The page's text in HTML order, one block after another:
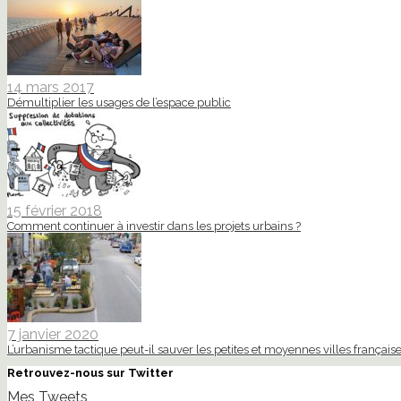
14 mars 2017
Démultiplier les usages de l’espace public
15 février 2018
Comment continuer à investir dans les projets urbains ?
7 janvier 2020
L’urbanisme tactique peut-il sauver les petites et moyennes villes
Retrouvez-nous sur Twitter
Mes Tweets